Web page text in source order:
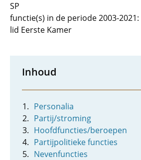
SP
functie(s) in de periode 2003-
lid Eerste Kamer
Inhoud
Personalia
Partij/stroming
Hoofdfuncties/beroepen
Partijpolitieke functies
Nevenfuncties